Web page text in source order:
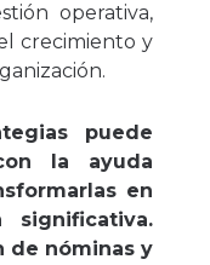
operativa,
crecimiento y
puede
la ayuda
en
significativa.
de nóminas y